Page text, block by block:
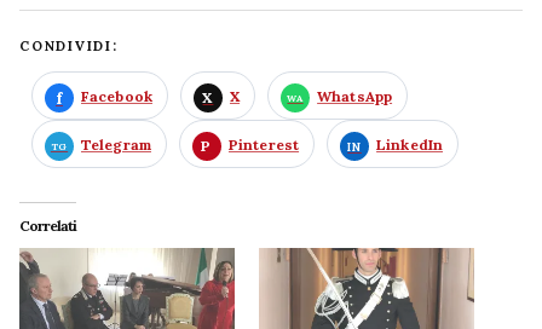
CONDIVIDI:
Facebook X WhatsApp
Telegram Pinterest LinkedIn
Correlati